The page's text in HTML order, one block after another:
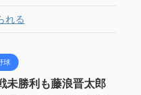
れる
球
未勝利も藤浪晋太郎